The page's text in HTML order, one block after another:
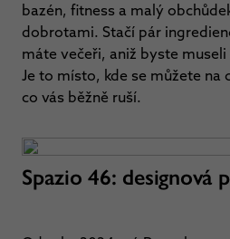
bazén, fitness a malý
dobrotami. Stačí pár
máte večeři, aniž byste
Je to místo, kde se můžete
co vás běžně ruší.
Spazio 46: designová